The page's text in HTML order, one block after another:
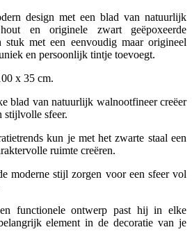
design met een blad van natuurlijk
en originele zwart geëpoxeerde
stuk met een eenvoudig maar origineel
en persoonlijk tintje toevoegt.
x 35 cm.
blad van natuurlijk walnootfineer creëer
stijlvolle sfeer.
kun je met het zwarte staal een
ruimte creëren.
moderne stijl zorgen voor een sfeer vol
functionele ontwerp past hij in elke
element in de decoratie van je